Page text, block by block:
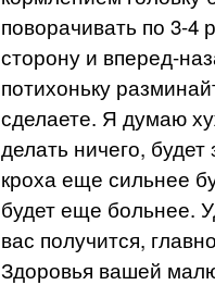
поворачивать по 3-4
сторону и вперед-
потихоньку
сделаете. Я думаю
делать ничего,
кроха еще сильнее
будет еще больнее.
вас получится,
Здоровья вашей